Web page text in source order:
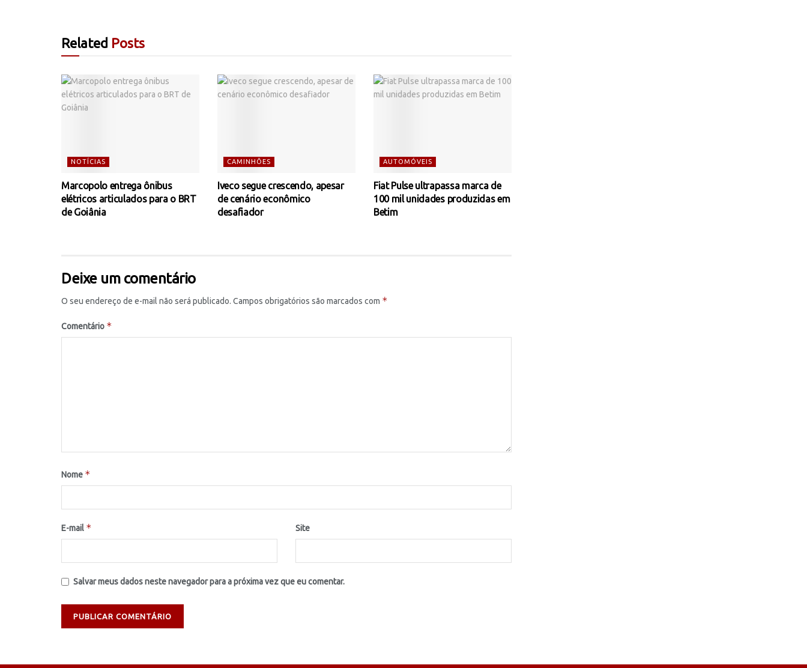
Related Posts
NOTÍCIAS
Marcopolo entrega ônibus
elétricos articulados para o BRT
de Goiânia
CAMINHÕES
Iveco segue crescendo, apesar
de cenário econômico
desafiador
AUTOMÓVEIS
Fiat Pulse ultrapassa marca de
100 mil unidades produzidas em
Betim
Deixe um comentário
O seu endereço de e-mail não será publicado. Campos obrigatórios são marcados com *
Comentário *
Nome *
E-mail * Site
Salvar meus dados neste navegador para a próxima vez que eu comentar.